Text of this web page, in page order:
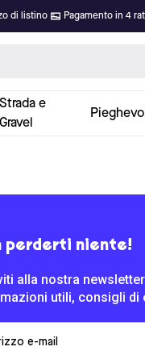
di listino Pagamento in 4
Strada e
Gravel
perderti niente!
alla nostra
utili, consigli di